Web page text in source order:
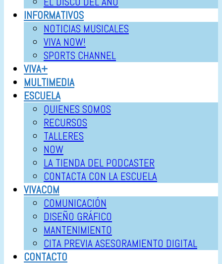
INFORMATIVOS
NOTICIAS MUSICALES
VIVA NOW!
SPORTS CHANNEL
VIVA+
MULTIMEDIA
ESCUELA
QUIENES SOMOS
RECURSOS
TALLERES
NOW
LA TIENDA DEL PODCASTER
CONTACTA CON LA ESCUELA
VIVACOM
COMUNICACIÓN
DISEÑO GRÁFICO
MANTENIMIENTO
CITA PREVIA ASESORAMIENTO DIGITAL
CONTACTO